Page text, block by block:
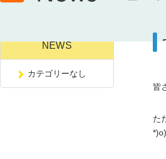
NEWS
カテゴリーなし
皆
た